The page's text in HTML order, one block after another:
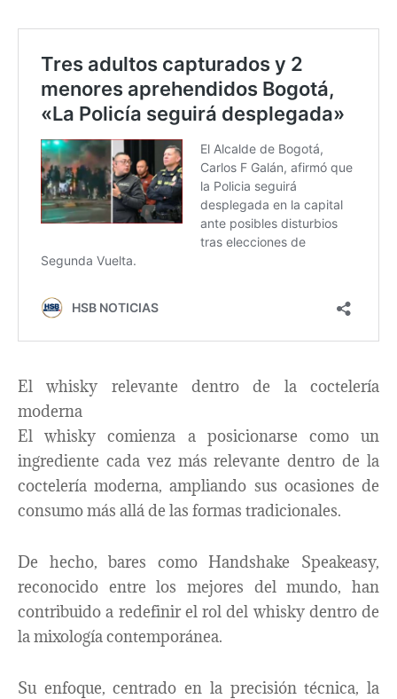
El whisky relevante dentro de la coctelería
moderna
El whisky comienza a posicionarse como un
ingrediente cada vez más relevante dentro de la
coctelería moderna, ampliando sus ocasiones de
consumo más allá de las formas tradicionales.
De hecho, bares como Handshake Speakeasy,
reconocido entre los mejores del mundo, han
contribuido a redefinir el rol del whisky dentro de
la mixología contemporánea.
Su enfoque, centrado en la precisión técnica, la